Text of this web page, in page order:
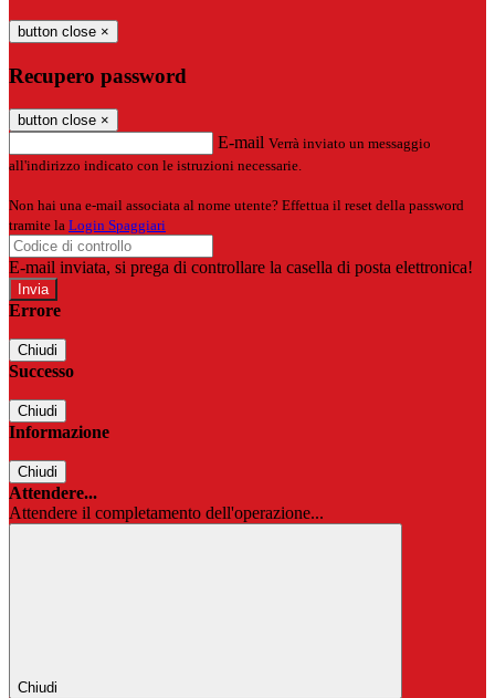
button close ×
Recupero password
button close ×
E-mail Verrà inviato un messaggio
all'indirizzo indicato con le istruzioni necessarie.
Non hai una e-mail associata al nome utente? Effettua il reset della password
tramite la Login Spaggiari
E-mail inviata, si prega di controllare la casella di posta elettronica!
Errore
Chiudi
Successo
Chiudi
Informazione
Chiudi
Attendere...
Attendere il completamento dell'operazione...
Chiudi